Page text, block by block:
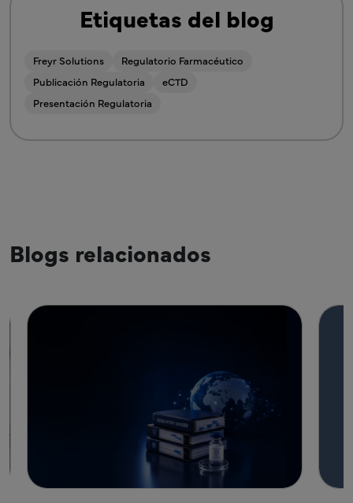
Etiquetas del blog
Freyr Solutions
Regulatorio Farmacéutico
Publicación Regulatoria
eCTD
Presentación Regulatoria
Blogs relacionados